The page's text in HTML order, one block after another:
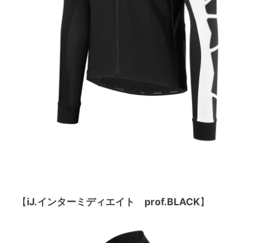
【iJ.インターミディエイト prof.BLACK】